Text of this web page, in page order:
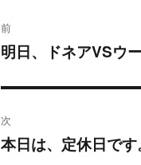
稿
ナ
ビ
ゲ
前
過
投
稿:
明日、ドネアVSウ
次
次
本日は、定休日で